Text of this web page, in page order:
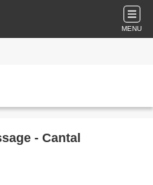
MENU
Vallée de Brezons - Sanissage - Cantal